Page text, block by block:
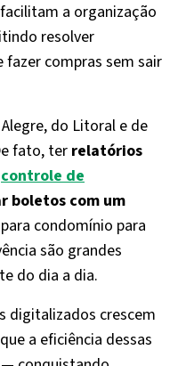
a organização
resolver
fazer compras sem sair
do Litoral e de
fato, ter relatórios
controle de
boletos com um
para condomínio para
são grandes
do dia a dia.
digitalizados crescem
a eficiência dessas